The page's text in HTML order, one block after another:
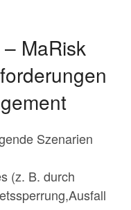
MaRisk
Szenarien
(z. B. durch